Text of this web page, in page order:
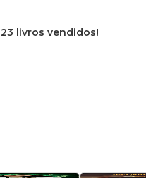
23 livros vendidos!